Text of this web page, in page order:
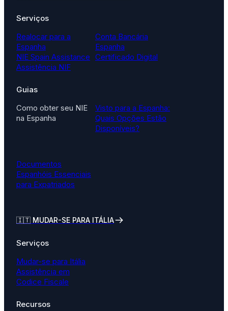
Serviços
Realocar para a
Espanha
NIE Spain Assistance
Assistência NIF
Conta Bancária
Espanha
Certificado Digital
Guias
Como obter seu NIE
na Espanha
Visto para a Espanha:
Quais Opções Estão
Disponíveis?
Documentos
Espanhóis Essenciais
para Expatriados
🇮🇹 MUDAR-SE PARA ITÁLIA
Serviços
Mudar-se para Itália
Assistência em
Codice Fiscale
Recursos